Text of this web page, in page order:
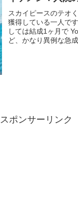
スカイピースのテオ
獲得している一人で
しては結成1ヶ月で
ど、かなり異例な急
スポンサーリンク